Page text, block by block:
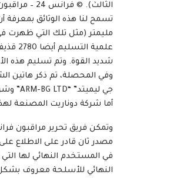
الثالث). © فرانس 24 – مراقبون
وفي المحصلة، تم ذكر هاتين
أما شركة دوناريت المصنعة
مصدر ثان قادر على الاطلاع
في المستخدم النهائي لها
النهائي للأسلحة معروف